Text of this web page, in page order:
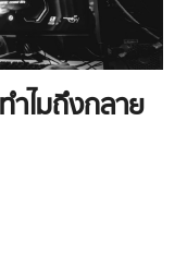
ำไมถึงกลาย